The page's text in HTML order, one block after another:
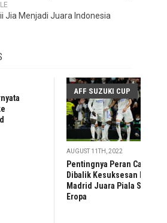
Jia Menjadi Juara Indonesia
AFF SUZUKI CUP
AUGUST 11TH, 2022
Pentingnya Peran Casemiro
Dibalik Kesuksesan Real
Madrid Juara Piala Super
Eropa